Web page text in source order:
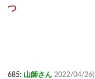
つ
685: 山師さん 2022/04/26(